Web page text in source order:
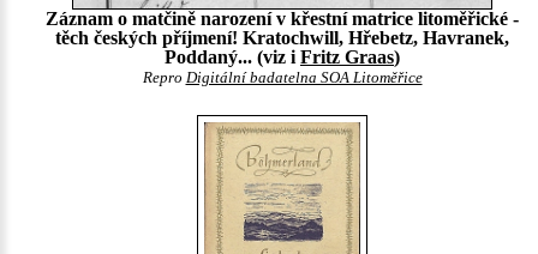
Záznam o matčině narození v křestní matrice litoměřické -
těch českých příjmení! Kratochwill, Hřebetz, Havranek,
Poddaný... (viz i Fritz Graas)
Repro Digitální badatelna SOA Litoměřice